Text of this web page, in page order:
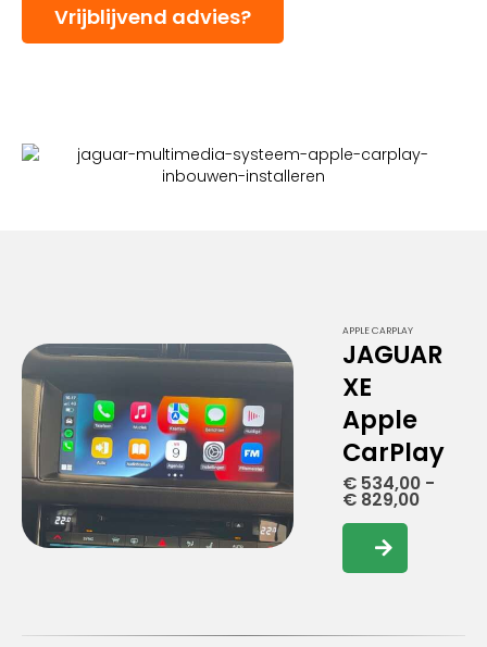
Vrijblijvend advies?
APPLE CARPLAY
JAGUAR
XE
Apple
CarPlay
€ 534,00 -
€ 829,00
Dit
product
variaties.